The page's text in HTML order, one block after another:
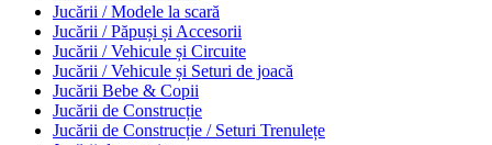
Jucării / Modele la scară
Jucării / Păpuși și Accesorii
Jucării / Vehicule și Circuite
Jucării / Vehicule și Seturi de joacă
Jucării Bebe & Copii
Jucării de Construcție
Jucării de Construcție / Seturi Trenulețe